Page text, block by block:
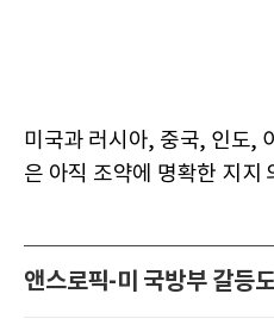
미국과 러시아, 중국, 인도,
은 아직 조약에 명확한 지지
앤스로픽-미 국방부 갈등